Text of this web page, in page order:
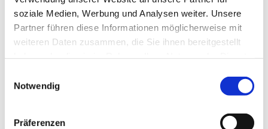
soziale Medien, Werbung und Analysen weiter. Unsere
Partner führen diese Informationen möglicherweise mit
weiteren Daten zusammen, die Sie ihnen bereitgestellt
Notwendig
Präferenzen
E-Mail-Adresse*